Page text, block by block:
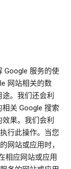
Google 服务的使
网站相关的数
。我们还会利
关 Google 搜索
果。我们会利
行此操作。当您
网站或应用时，
相应网站或应用